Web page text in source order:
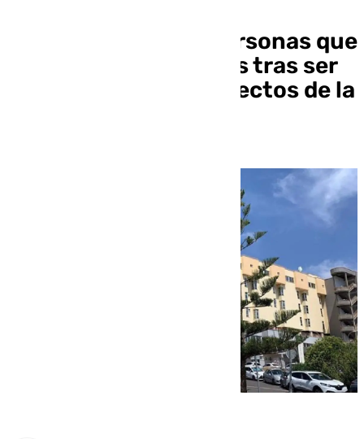
Dadas de alta tres personas que
fueron hospitalizadas tras ser
rescatadas por los efectos de la